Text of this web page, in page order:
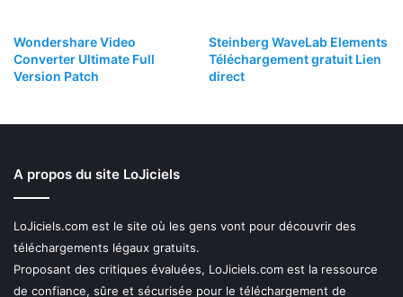
Wondershare Video
Converter Ultimate Full
Version Patch
Steinberg WaveLab Elements
Téléchargement gratuit Lien
direct
A propos du site LoJiciels
LoJiciels.com est le site où les gens vont pour découvrir des
téléchargements légaux gratuits.
Proposant des critiques évaluées, LoJiciels.com est la ressource
de confiance, sûre et sécurisée pour le téléchargement de